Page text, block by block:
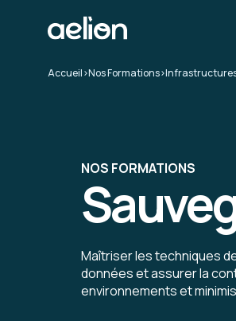
Accueil>Nos Formations>
NOS FORMATIONS
Maîtriser les techniques
données et assurer la
environnements et